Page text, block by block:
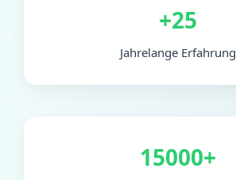
+25
Jahrelange Erfahrung
15000+